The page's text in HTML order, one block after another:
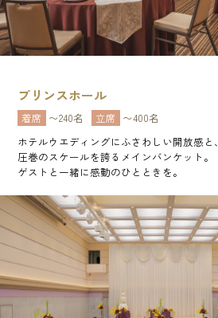
プリンスホール
着席 〜240名 立席 〜400名
ホテルウエディングにふさわしい開放感と、
圧巻のスケールを誇るメインバンケット。
ゲストと一緒に感動のひとときを。